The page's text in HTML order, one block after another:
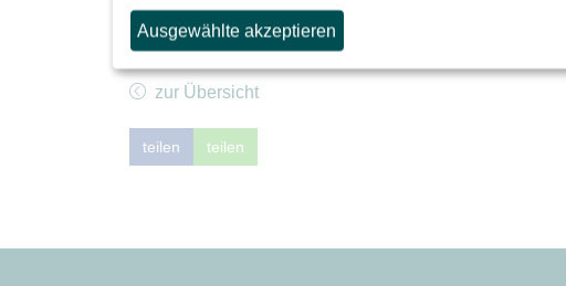
per E-Mail überinfo(at)sbev-frankfurt.de
zur Übersicht
teilen teilen
Ausgewählte akzeptieren